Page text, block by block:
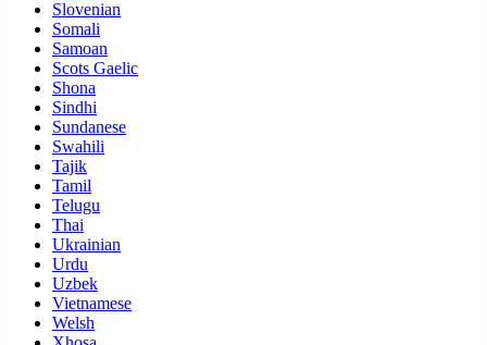
Slovenian
Somali
Samoan
Scots Gaelic
Shona
Sindhi
Sundanese
Swahili
Tajik
Tamil
Telugu
Thai
Ukrainian
Urdu
Uzbek
Vietnamese
Welsh